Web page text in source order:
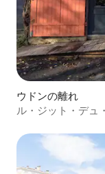
ウドンの離れ
ル・ジット・デュ